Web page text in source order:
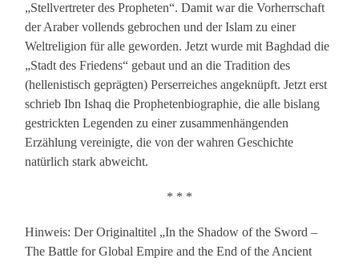
„Stellvertreter des Propheten“. Damit war die Vorherrschaft
der Araber vollends gebrochen und der Islam zu einer
Weltreligion für alle geworden. Jetzt wurde mit Baghdad die
„Stadt des Friedens“ gebaut und an die Tradition des
(hellenistisch geprägten) Perserreiches angeknüpft. Jetzt erst
schrieb Ibn Ishaq die Prophetenbiographie, die alle bislang
gestrickten Legenden zu einer zusammenhängenden
Erzählung vereinigte, die von der wahren Geschichte
natürlich stark abweicht.
* * *
Hinweis: Der Originaltitel „In the Shadow of the Sword –
The Battle for Global Empire and the End of the Ancient